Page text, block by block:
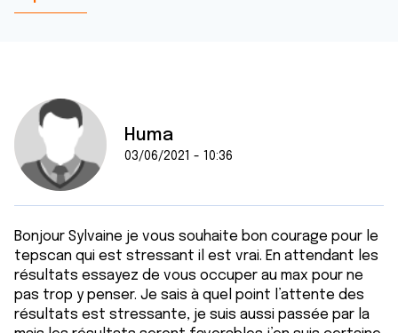
Huma
03/06/2021 - 10:36
Bonjour Sylvaine je vous souhaite bon courage pour le
tepscan qui est stressant il est vrai. En attendant les
résultats essayez de vous occuper au max pour ne
pas trop y penser. Je sais à quel point l’attente des
résultats est stressante, je suis aussi passée par la